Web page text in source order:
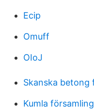
Ecip
Omuff
OIoJ
Skanska betong
Kumla